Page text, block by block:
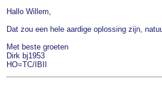
Hallo Willem,
Dat zou een hele aardige oplossing zijn,
Met beste groeten
Dirk bj1953
HO=TC/IBII